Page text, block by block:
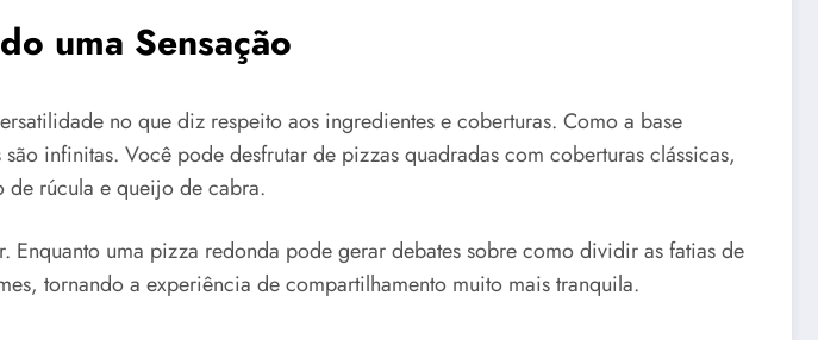
uma Sensação
no que diz respeito aos ingredientes e coberturas. Como a base
infinitas. Você pode desfrutar de pizzas quadradas com coberturas clássicas,
de rúcula e queijo de cabra.
uma pizza redonda pode gerar debates sobre como dividir as fatias de
tornando a experiência de compartilhamento muito mais tranquila.